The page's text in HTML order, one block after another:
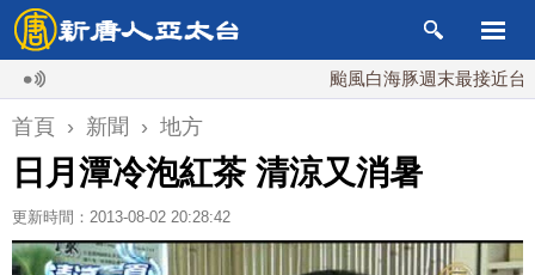
颱風白海豚週末最接近台灣 最
首頁 › 新聞 › 地方
日月潭冷泡紅茶 清涼又消暑
更新時間：2013-08-02 20:28:42